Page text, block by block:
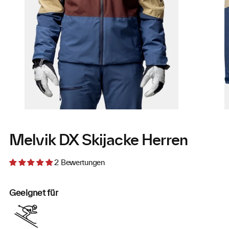
Melvik DX Skijacke Herren
2 Bewertungen
Geeignet für